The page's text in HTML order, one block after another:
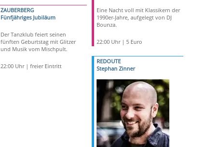
ZAUBERBERG
Fünfjähriges Jubiläum
Der Tanzklub feiert seinen
fünften Geburtstag mit Glitzer
und Musik vom Mischpult.
22:00 Uhr | freier Eintritt
Eine Nacht voll mit Klassikern der
1990er-Jahre, aufgelegt von DJ
Bounza.
22:00 Uhr | 5 Euro
REDOUTE
Stephan Zinner